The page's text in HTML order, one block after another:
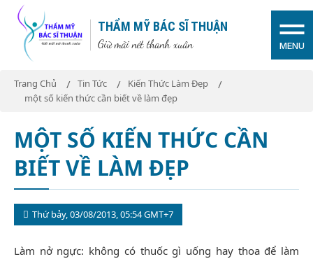
THẨM MỸ BÁC SĨ THUẬN
Giữ mãi nét thanh xuân MENU
Trang Chủ Tin Tức
Kiến Thức Làm Đẹp
một số kiến thức cần biết về làm đẹp
MỘT SỐ KIẾN THỨC CẦN
BIẾT VỀ LÀM ĐẸP
Thứ bảy, 03/08/2013, 05:54 GMT+7
Làm nở ngực: không có thuốc gì uống hay thoa để làm